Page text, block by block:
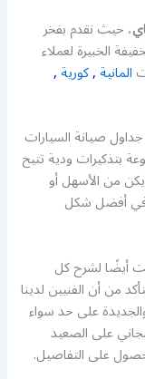
، حيث نقدم بفخر
الخبيرة لعملاء
المانية,كورية,
صيانة السيارات
بتذكيرات ودية تتيح
من الأسهل أو
في أفضل شكل
أيضًا لشرح كل
من أن الفنيين لدينا
على حد سواء
على الصعيد
على التفاصيل.